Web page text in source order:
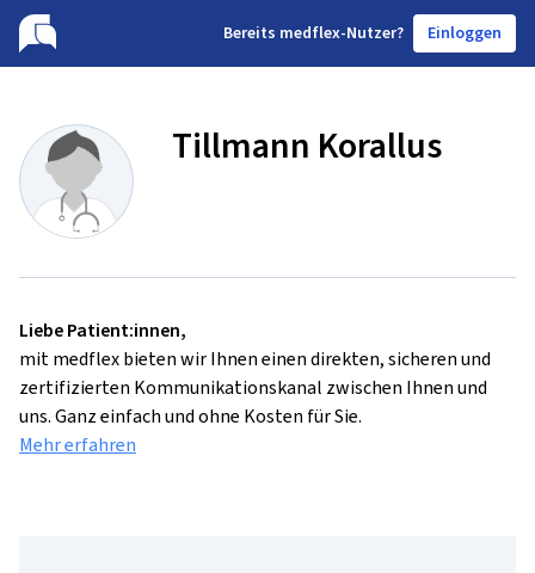
Bereits medflex-Nutzer? Einloggen
Tillmann Korallus
Liebe Patient:innen,
mit medflex bieten wir Ihnen einen direkten, sicheren und
zertifizierten Kommunikationskanal zwischen Ihnen und
uns. Ganz einfach und ohne Kosten für Sie.
Mehr erfahren